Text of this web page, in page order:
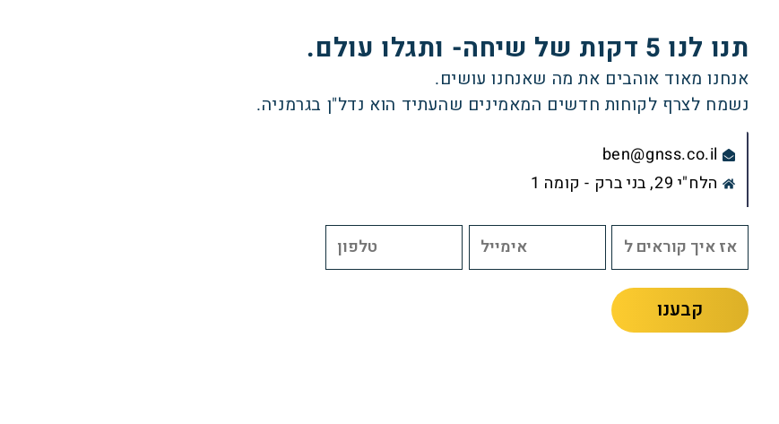
תנו לנו 5 דקות של שיחה- ותגלו עולם.
אנחנו מאוד אוהבים את מה שאנחנו עושים.
נשמח לצרף לקוחות חדשים המאמינים שהעתיד הוא נדל"ן בגרמניה.
ben@gnss.co.il
הלח"י 29, בני ברק - קומה 1